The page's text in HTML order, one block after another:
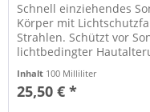
Schnell einziehendes
Körper mit
Strahlen. Schützt vor
lichtbedingter
Inhalt 100 Milliliter
25,50 € *